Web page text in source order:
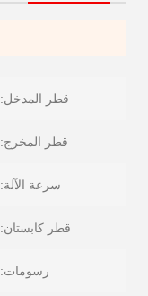
قطر المدخل:
قطر المخرج:
سرعة الآلة:
قطر كابستان:
رسومات: